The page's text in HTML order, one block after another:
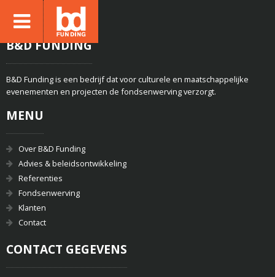
B&D FUNDING
B&D Funding is een bedrijf dat voor culturele en maatschappelijke
evenementen en projecten de fondsenwerving verzorgt.
MENU
Over B&D Funding
Advies & beleidsontwikkeling
Referenties
Fondsenwerving
Klanten
Contact
CONTACT GEGEVENS